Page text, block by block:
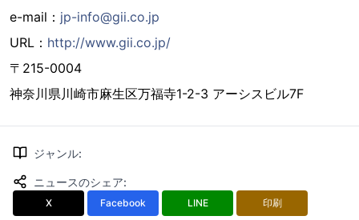
e-mail： jp-info@gii.co.jp
URL： http://www.gii.co.jp/
〒215-0004
神奈川県川崎市麻生区万福寺1-2-3 アーシスビル7F
ジャンル:
ニュースのシェア:
X Facebook LINE 印刷